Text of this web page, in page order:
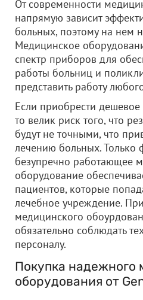
От современности
напрямую зависит
больных, поэтому на нем
Медицинское
спектр приборов для
работы больниц и
представить работу
Если приобрести
то велик риск того, что
будут не точными, что
лечению больных. Только
безупречно работающее
оборудование
пациентов, которые
лечебное учреждение.
медицинского
обязательно соблюдать
персоналу.
Покупка надежного
оборудования от